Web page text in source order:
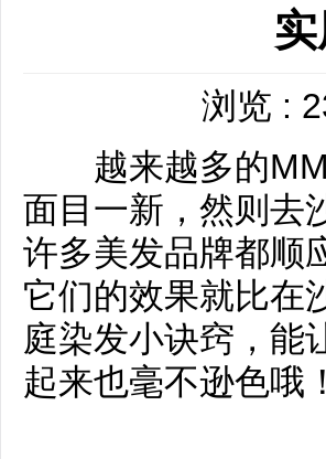
浏览 :
越来越多的MM
面目一新，然则去
许多美发品牌都顺
它们的效果就比在
庭染发小诀窍，能
起来也毫不逊色哦！